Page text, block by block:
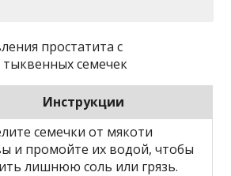
простатита с
семечек
Инструкции
семечки от мякоти
и промойте их водой, чтобы
лишнюю соль или грязь.